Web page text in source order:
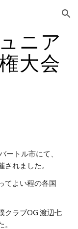
Skip to navigation
ニア
大会
ートル市にて、
れました。
てよい程の各国
クラブOG 渡辺七